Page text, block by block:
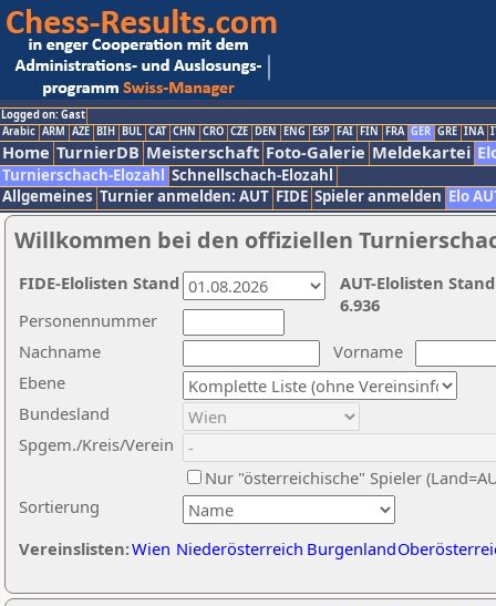
Logged on: Gast
Arabic ARM AZE BIH BUL CAT CHN CRO CZE DEN ENG ESP FAI FIN FRA GER GRE INA
Home TurnierDB Meisterschaft Foto-Galerie Meldekartei
Turnierschach-Elozahl Schnellschach-Elozahl
Allgemeines Turnier anmelden: AUT FIDE Spieler anmelden Elo
Willkommen bei den offiziellen
Nachname
Vorname
Ebene
Sortierung
Personennummer
Bundesland
Spgem./Kreis/Verein
Nur "österreichische" Spieler
Vereinslisten:Wien Niederösterreich Burgenland
AUT-Elolisten
6.936
FIDE-Elolisten Stand